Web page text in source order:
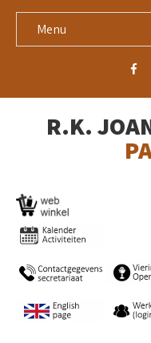
Menu
R.K.